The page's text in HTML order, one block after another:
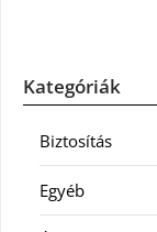
Kategóriák
Biztosítás
Egyéb